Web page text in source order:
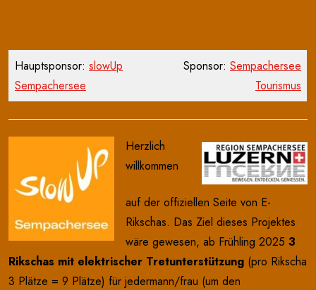
Hauptsponsor: slowUp
Sempachersee
Sponsor: Sempachersee
Tourismus
Herzlich
willkommen
auf der offiziellen Seite von E-
Rikschas. Das Ziel dieses Projektes
wäre gewesen, ab Frühling 2025 3
Rikschas mit elektrischer Tretunterstützung (pro Rikscha
3 Plätze = 9 Plätze) für jedermann/frau (um den